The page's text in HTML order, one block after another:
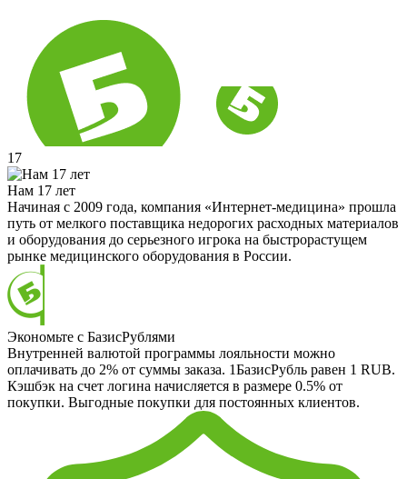
17
Нам 17 лет
Начиная с 2009 года, компания «Интернет-медицина» прошла
путь от мелкого поставщика недорогих расходных материалов
и оборудования до серьезного игрока на быстрорастущем
рынке медицинского оборудования в России.
Экономьте с БазисРублями
Внутренней валютой программы лояльности можно
оплачивать до 2% от суммы заказа. 1БазисРубль равен 1 RUB.
Кэшбэк на счет логина начисляется в размере 0.5% от
покупки. Выгодные покупки для постоянных клиентов.